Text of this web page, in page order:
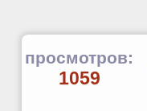
просмотров:
1059